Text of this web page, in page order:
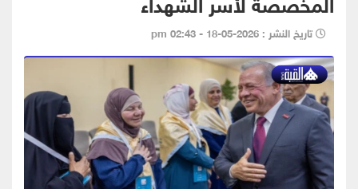
تاريخ النشر : 2026-05-18 - 02:43 pm